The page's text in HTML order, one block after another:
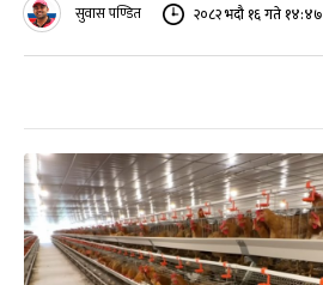
सुवास पण्डित २०८२ भदौ १६ गते १४:४७